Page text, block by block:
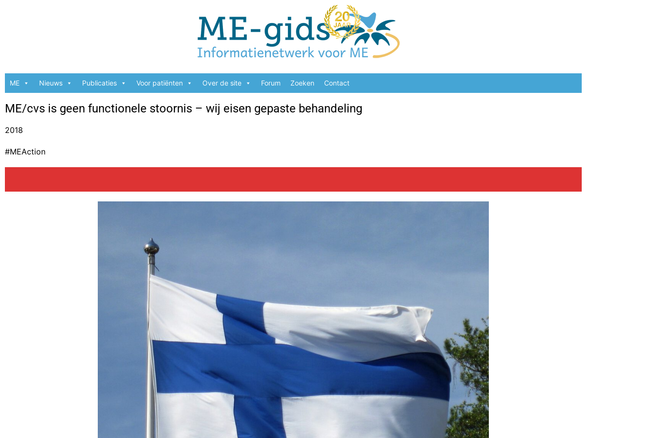
ME Nieuws Publicaties Voor patiënten Over de site Forum Zoeken Contact
ME/cvs is geen functionele stoornis – wij eisen gepaste behandeling
2018
#MEAction